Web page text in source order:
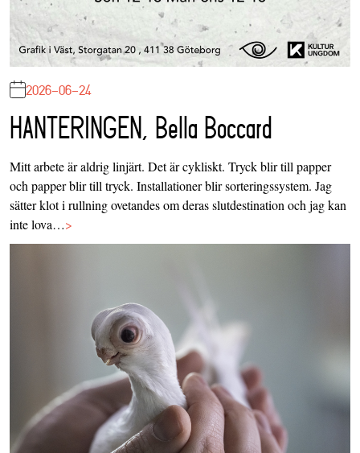
2026-06-24
HANTERINGEN, Bella Boccard
Mitt arbete är aldrig linjärt. Det är cykliskt. Tryck blir till papper
och papper blir till tryck. Installationer blir sorteringssystem. Jag
sätter klot i rullning ovetandes om deras slutdestination och jag kan
inte lova…>